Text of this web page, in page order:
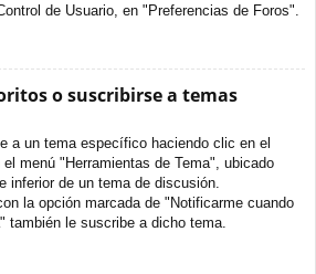
de Usuario, en "Preferencias de Foros".
o suscribirse a temas
a un tema específico haciendo clic en el
menú "Herramientas de Tema", ubicado
inferior de un tema de discusión.
la opción marcada de "Notificarme cuando
también le suscribe a dicho tema.